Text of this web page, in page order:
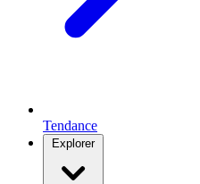
Tendance
Explorer